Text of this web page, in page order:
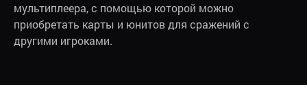
мультиплеера, с помощью которой можно
приобретать карты и юнитов для сражений с
другими игроками.